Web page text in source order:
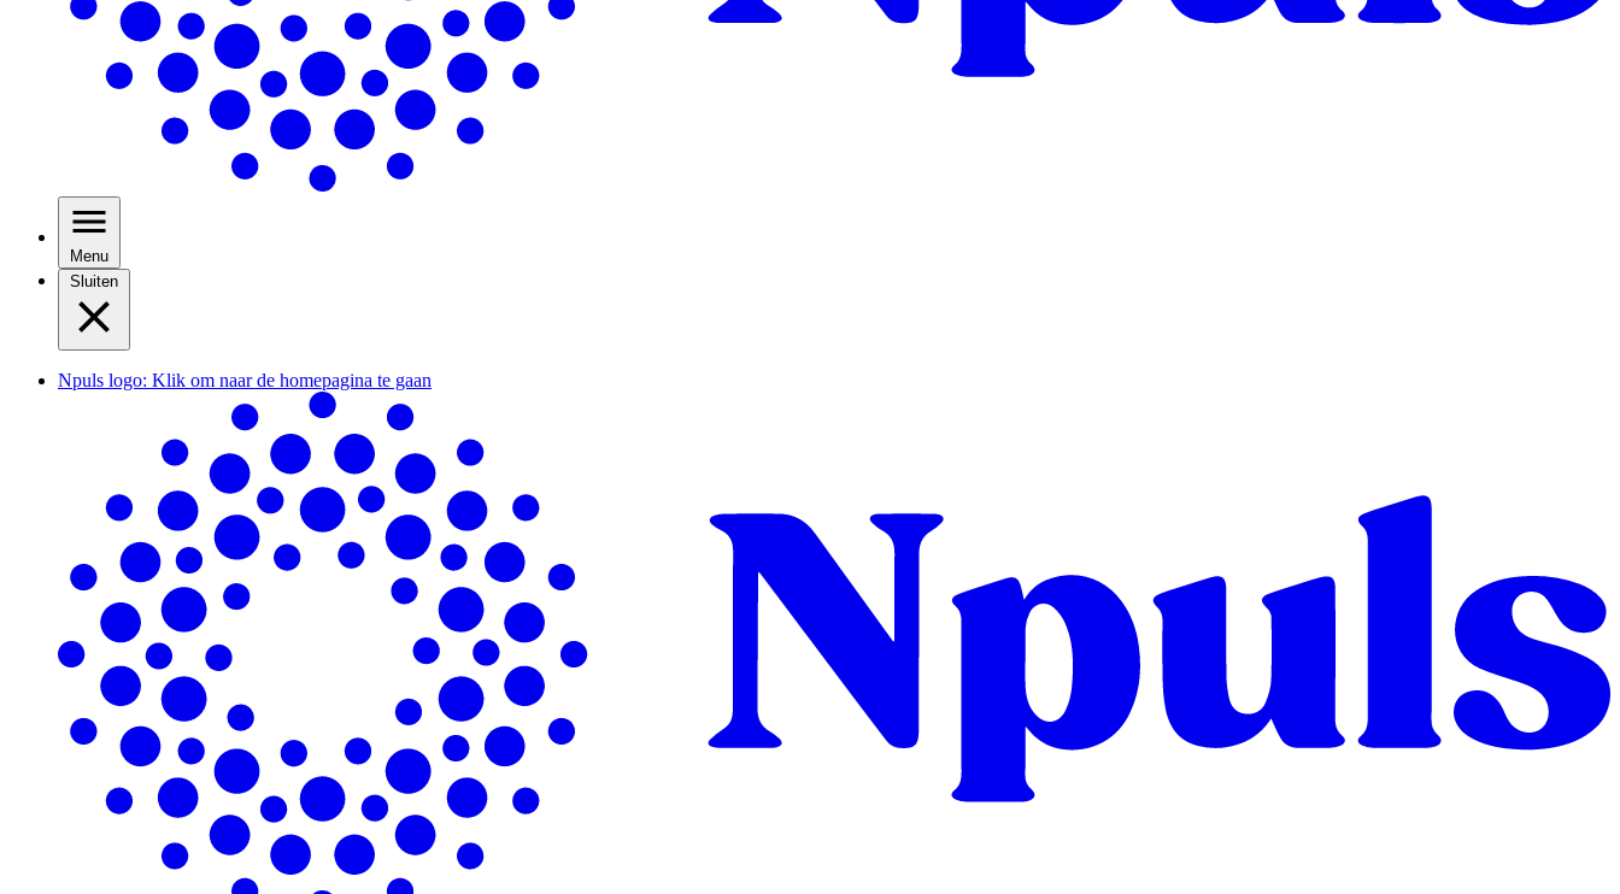
Menu
Sluiten
Npuls logo: Klik om naar de homepagina te gaan